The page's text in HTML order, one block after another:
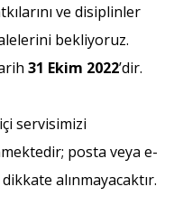
ve disiplinler
bekliyoruz.
31 Ekim 2022’dir.
servisimizi
posta veya e-
alınmayacaktır.